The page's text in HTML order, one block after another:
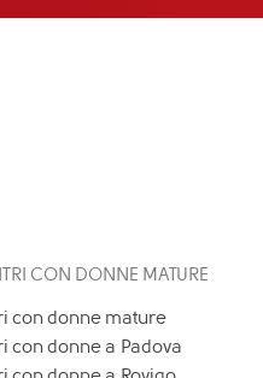
CON DONNE MATURE
con donne mature
con donne a Padova